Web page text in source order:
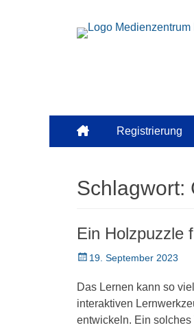
Primäres
Menü
Zum
Inhalt
Registrierung
Schlagwort:
Ein Holzpuzzle
Veröffentlicht
19. September 2023
Das Lernen kann so
interaktiven
entwickeln. Ein